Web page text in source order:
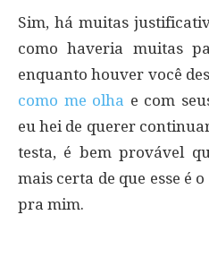
Sim, há muitas
como haveria muitas
enquanto houver você
como me olha e com
eu hei de querer
testa, é bem provável
mais certa de que esse é
pra mim.